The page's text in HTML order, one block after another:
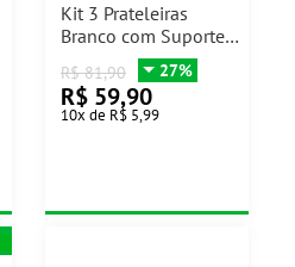
Kit 3 Prateleiras
Branco com Suporte
Concept 20x60cm
Prat-K
R$ 81,90 27%
R$ 59,90
10x de R$ 5,99